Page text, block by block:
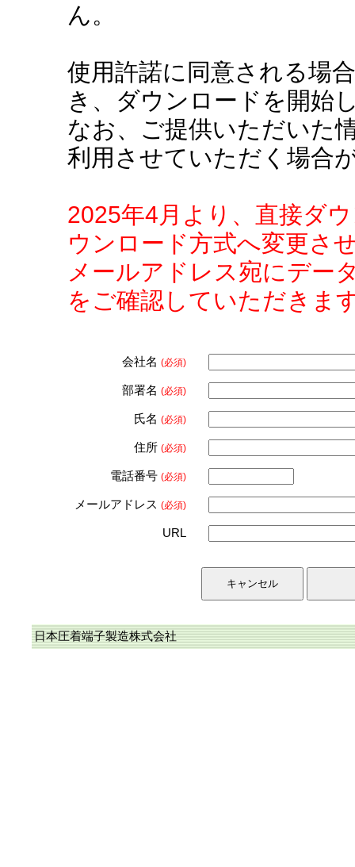
ん。
使用許諾に同意される場
き、ダウンロードを開始
なお、ご提供いただいた
利用させていただく場合
2025年4月より、直接ダ
ウンロード方式へ変更さ
メールアドレス宛にデー
をご確認していただきま
会社名 (必須)
部署名 (必須)
氏名 (必須)
住所 (必須)
電話番号 (必須)
メールアドレス (必須)
URL
日本圧着端子製造株式会社